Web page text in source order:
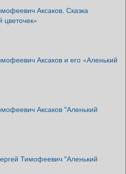
Аксаков. Сказка
цветочек»
Аксаков и его «Аленький
Аксаков "Аленький
Тимофеевич "Аленький